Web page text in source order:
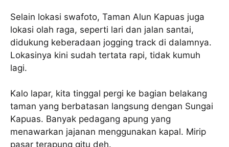
Selain lokasi swafoto, Taman Alun Kapuas juga
lokasi olah raga, seperti lari dan jalan santai,
didukung keberadaan jogging track di dalamnya.
Lokasinya kini sudah tertata rapi, tidak kumuh
lagi.
Kalo lapar, kita tinggal pergi ke bagian belakang
taman yang berbatasan langsung dengan Sungai
Kapuas. Banyak pedagang apung yang
menawarkan jajanan menggunakan kapal. Mirip
pasar terapung gitu deh.